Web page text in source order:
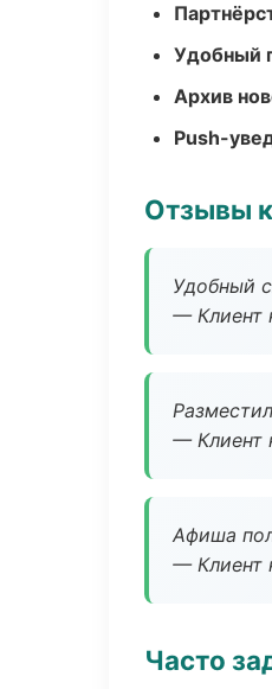
Удобный
Архив
Push-
Отзывы
Удобный
— Клиент
— Клиент
Афиша
— Клиент
Часто